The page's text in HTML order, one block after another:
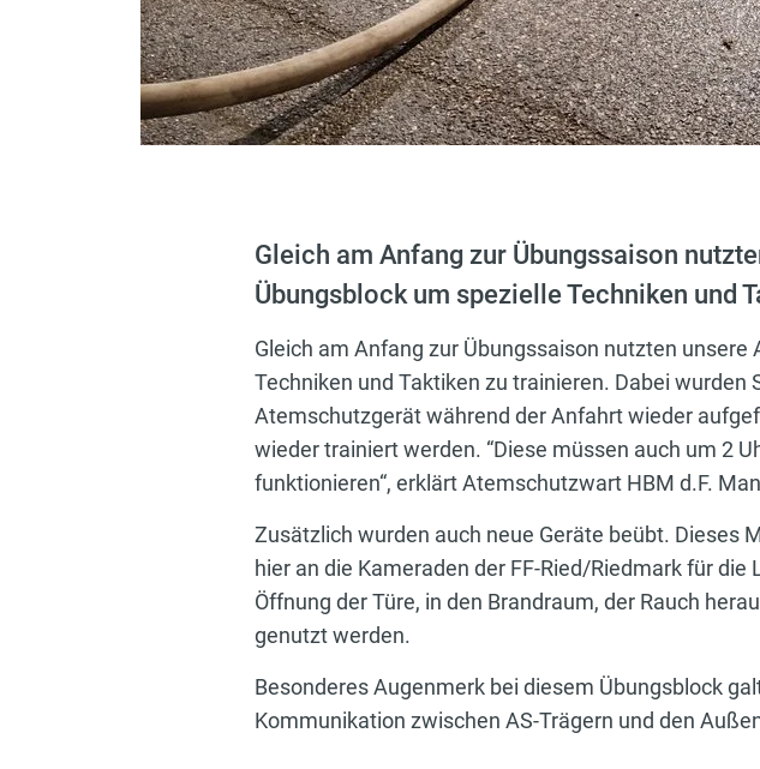
Gleich am Anfang zur Übungssaison
Übungsblock um spezielle Techniken und
Gleich am Anfang zur Übungssaison nutzten
Techniken und Taktiken zu trainieren. Dabei
Atemschutzgerät während der Anfahrt wieder
wieder trainiert werden. “Diese müssen auch um 2
funktionieren“, erklärt Atemschutzwart HBM d.F.
Zusätzlich wurden auch neue Geräte beübt. Dieses
hier an die Kameraden der FF-Ried/Riedmark für
Öffnung der Türe, in den Brandraum, der Rauch
genutzt werden.
Besonderes Augenmerk bei diesem Übungsblock
Kommunikation zwischen AS-Trägern und den